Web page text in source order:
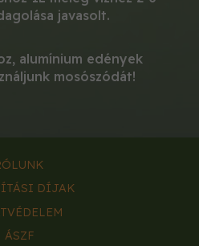
javasolt.
alumínium edények
mosószódát!
DÍJAK
ÁSZF